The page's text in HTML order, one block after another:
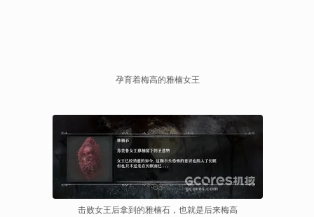
孕育着梅高的雅楠女王
击败女王后拿到的雅楠石，也就是后来梅高